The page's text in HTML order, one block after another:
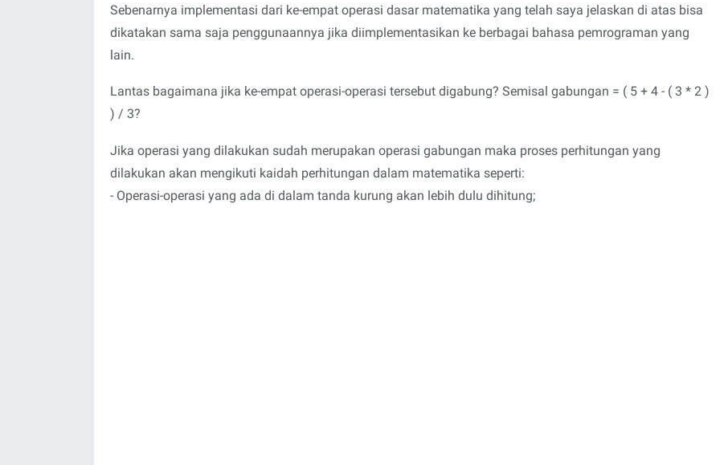
Sebenarnya implementasi dari ke-empat operasi dasar matematika yang telah saya jelaskan di atas bisa
dikatakan sama saja penggunaannya jika diimplementasikan ke berbagai bahasa pemrograman yang
lain.
Lantas bagaimana jika ke-empat operasi-operasi tersebut digabung? Semisal gabungan = ( 5 + 4 - ( 3 * 2 )
) / 3?
Jika operasi yang dilakukan sudah merupakan operasi gabungan maka proses perhitungan yang
dilakukan akan mengikuti kaidah perhitungan dalam matematika seperti:
- Operasi-operasi yang ada di dalam tanda kurung akan lebih dulu dihitung;